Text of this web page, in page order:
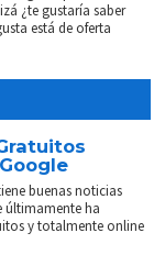
¿te gustaría saber
está de oferta
buenas noticias
últimamente ha
y totalmente online